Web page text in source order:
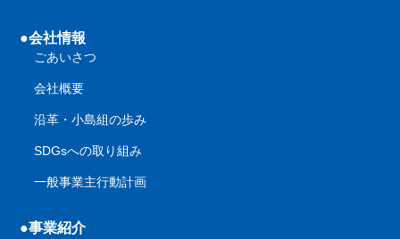
●会社情報
ごあいさつ
会社概要
沿革・小島組の歩み
SDGsへの取り組み
一般事業主行動計画
●事業紹介